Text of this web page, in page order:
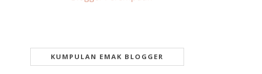
KUMPULAN EMAK BLOGGER